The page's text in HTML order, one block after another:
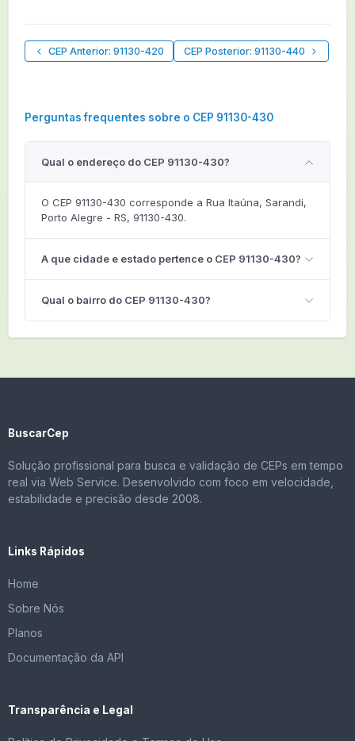
CEP Anterior: 91130-420 CEP Posterior: 91130-440
Perguntas frequentes sobre o CEP 91130-430
Qual o endereço do CEP 91130-430?
O CEP 91130-430 corresponde a Rua Itaúna, Sarandi,
Porto Alegre - RS, 91130-430.
A que cidade e estado pertence o CEP 91130-430?
Qual o bairro do CEP 91130-430?
BuscarCep
Solução profissional para busca e validação de CEPs em tempo
real via Web Service. Desenvolvido com foco em velocidade,
estabilidade e precisão desde 2008.
Links Rápidos
Home
Sobre Nós
Planos
Documentação da API
Transparência e Legal